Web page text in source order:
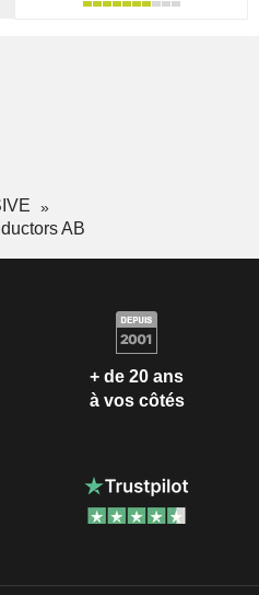
AB
+ de 20 ans
à vos côtés